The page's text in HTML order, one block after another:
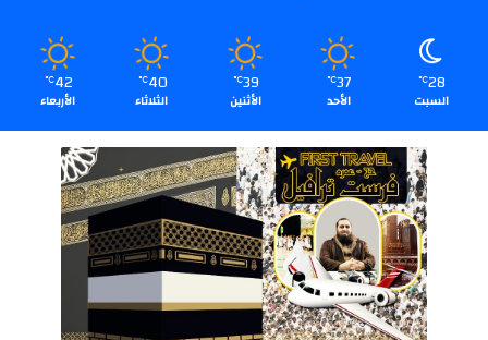
28
℃
السبت
37
℃
الأحد
39
℃
الأثنين
40
℃
الثلاثاء
42
℃
الأربعاء